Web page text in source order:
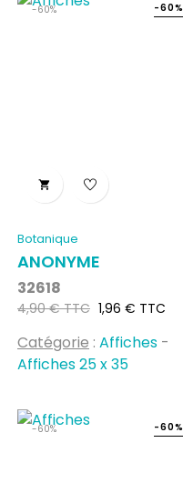
-60%

Botanique
ANONYME
32618
Prix
4,90 € TTC
-60%
Prix
1,96 € TTC
Catégorie : Affiches -
Affiches 25 x 35
-60% -60%